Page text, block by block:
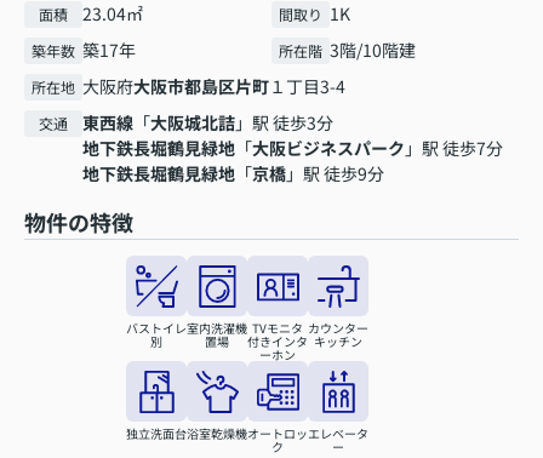
面積 23.04㎡ 間取り 1K
築年数 築17年 所在階 3階/10階建
所在地 大阪府大阪市都島区片町１丁目3-4
交通 東西線 「大阪城北詰」駅 徒歩3分
地下鉄長堀鶴見緑地 「大阪ビジネスパーク 」駅 徒歩7分
地下鉄長堀鶴見緑地 「京橋」駅 徒歩9分
物件の特徴
バストイレ
別
室内洗濯機
置場
TVモニタ
付きインタ
ーホン
カウンター
キッチン
独立洗面台浴室乾燥機オートロッ
ク
エレベータ
ー